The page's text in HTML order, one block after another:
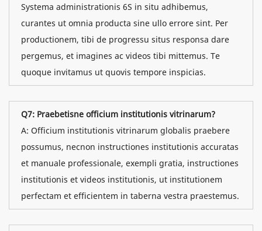
Systema administrationis 6S in situ adhibemus,
curantes ut omnia producta sine ullo errore sint. Per
productionem, tibi de progressu situs responsa dare
pergemus, et imagines ac videos tibi mittemus. Te
quoque invitamus ut quovis tempore inspicias.
Q7: Praebetisne officium institutionis vitrinarum?
A: Officium institutionis vitrinarum globalis praebere
possumus, necnon instructiones institutionis accuratas
et manuale professionale, exempli gratia, instructiones
institutionis et videos institutionis, ut institutionem
perfectam et efficientem in taberna vestra praestemus.